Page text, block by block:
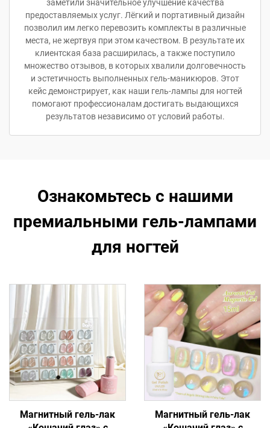
заметили значительное улучшение качества
предоставляемых услуг. Лёгкий и портативный дизайн
позволил им легко перевозить комплекты в различные
места, не жертвуя при этом качеством. В результате их
клиентская база расширилась, а также поступило
множество отзывов, в которых хвалили долговечность
и эстетичность выполненных гель-маникюров. Этот
кейс демонстрирует, как наши гель-лампы для ногтей
помогают профессионалам достигать выдающихся
результатов независимо от условий работы.
Ознакомьтесь с нашими
премиальными гель-лампами
для ногтей
Магнитный гель-лак
Магнитный гель-лак